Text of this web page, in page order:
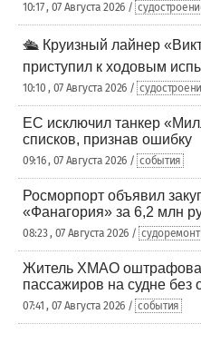
10:17 , 07 Августа 2026 /
🛳️ Круизный лайнер
приступил к ходовым
10:10 , 07 Августа 2026 /
ЕС исключил танкер
списков, признав ошибку
09:16 , 07 Августа 2026 / события
Росморпорт объявил
«Фанагория» за 6,2 млн
08:23 , 07 Августа 2026 / судоремонт
Житель ХМАО
пассажиров на судне без
07:41 , 07 Августа 2026 / события